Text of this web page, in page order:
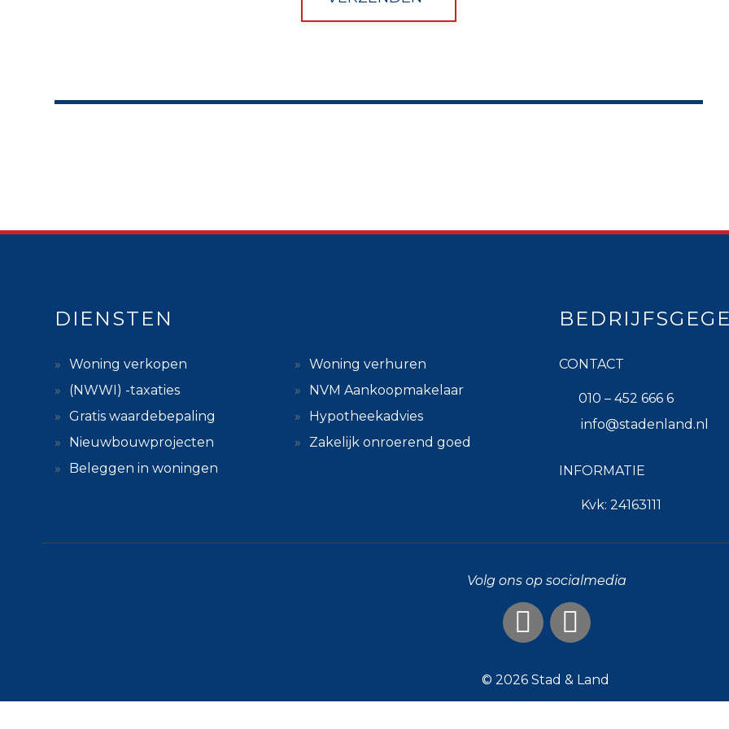
DIENSTEN
Woning verkopen
Woning verhuren
(NWWI) -taxaties
NVM Aankoopmakelaar
Gratis waardebepaling
Hypotheekadvies
Nieuwbouwprojecten
Zakelijk onroerend goed
Beleggen in woningen
CONTACT
010 – 452 666 6
info@stadenland.nl
INFORMATIE
Kvk: 24163111
Volg ons op socialmedia
© 2026 Stad & Land